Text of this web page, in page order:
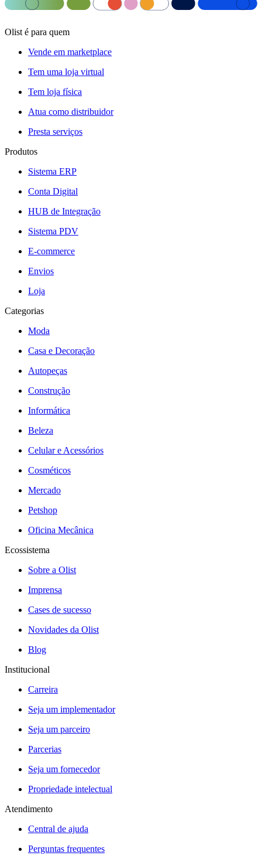
Olist é para quem
Vende em marketplace
Tem uma loja virtual
Tem loja física
Atua como distribuidor
Presta serviços
Produtos
Sistema ERP
Conta Digital
HUB de Integração
Sistema PDV
E-commerce
Envios
Loja
Categorias
Moda
Casa e Decoração
Autopeças
Construção
Informática
Beleza
Celular e Acessórios
Cosméticos
Mercado
Petshop
Oficina Mecânica
Ecossistema
Sobre a Olist
Imprensa
Cases de sucesso
Novidades da Olist
Blog
Institucional
Carreira
Seja um implementador
Seja um parceiro
Parcerias
Seja um fornecedor
Propriedade intelectual
Atendimento
Central de ajuda
Perguntas frequentes